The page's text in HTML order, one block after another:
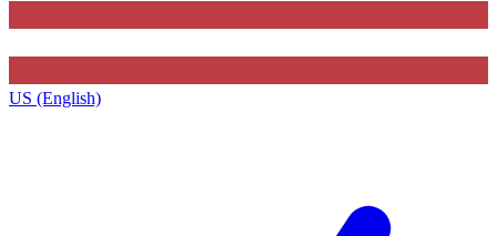
US (English)